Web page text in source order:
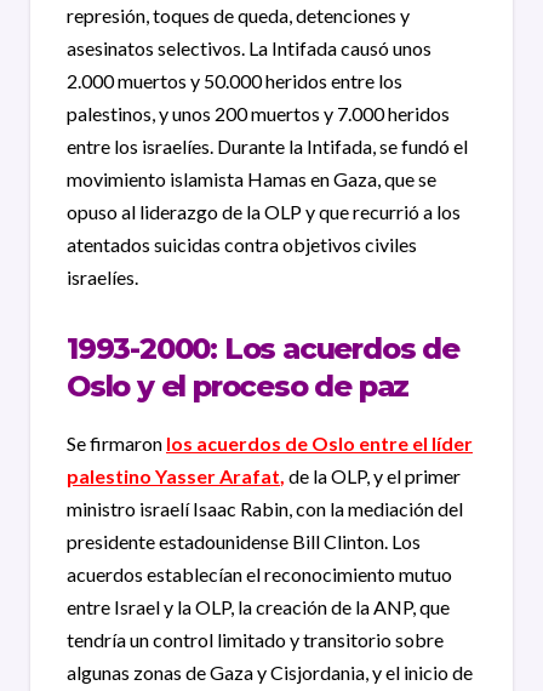
represión, toques de queda, detenciones y
asesinatos selectivos. La Intifada causó unos
2.000 muertos y 50.000 heridos entre los
palestinos, y unos 200 muertos y 7.000 heridos
entre los israelíes. Durante la Intifada, se fundó el
movimiento islamista Hamas en Gaza, que se
opuso al liderazgo de la OLP y que recurrió a los
atentados suicidas contra objetivos civiles
israelíes.
1993-2000: Los acuerdos de
Oslo y el proceso de paz
Se firmaron los acuerdos de Oslo entre el líder
palestino Yasser Arafat de la OLP, y el primer
ministro israelí Isaac Rabin, con la mediación del
presidente estadounidense Bill Clinton. Los
acuerdos establecían el reconocimiento mutuo
entre Israel y la OLP, la creación de la ANP, que
tendría un control limitado y transitorio sobre
algunas zonas de Gaza y Cisjordania, y el inicio de